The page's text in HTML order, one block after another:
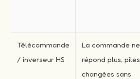
Télécommande
/ inverseur HS
La commande ne
répond plus, piles
changées sans